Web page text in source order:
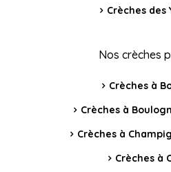
Crèches des
Nos crèches
Crèches à
Crèches à
Crèches à
Crèches à